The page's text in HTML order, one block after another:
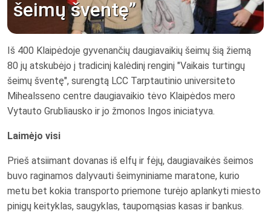
šeimų šventę”
Iš 400 Klaipėdoje gyvenančių daugiavaikių šeimų šią žiemą
80 jų atskubėjo į tradicinį kalėdinį renginį "Vaikais turtingų
šeimų šventę", surengtą LCC Tarptautinio universiteto
Mihealsseno centre daugiavaikio tėvo Klaipėdos mero
Vytauto Grubliausko ir jo žmonos Ingos iniciatyva.
Laimėjo visi
Prieš atsiimant dovanas iš elfų ir fėjų, daugiavaikės šeimos
buvo raginamos dalyvauti šeimyniniame maratone, kurio
metu bet kokia transporto priemone turėjo aplankyti miesto
pinigų keityklas, saugyklas, taupomąsias kasas ir bankus.